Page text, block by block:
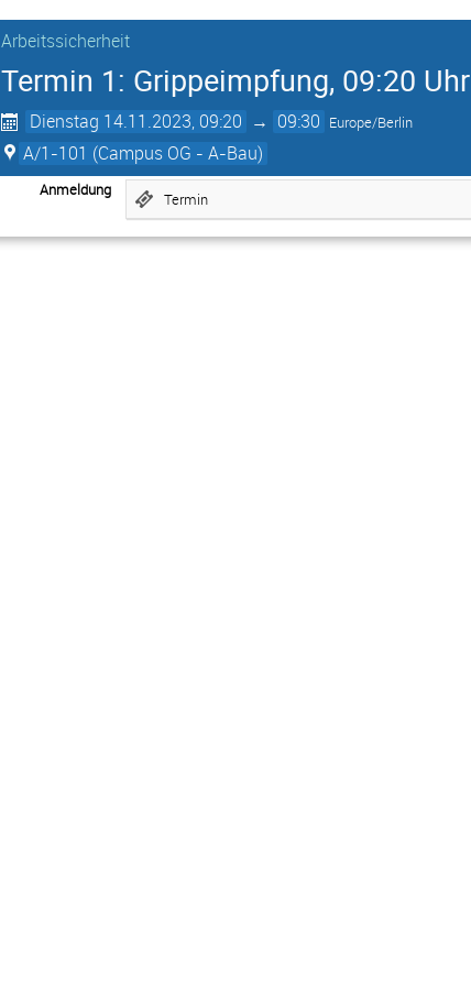
Arbeitssicherheit
Termin 1: Grippeimpfung, 09:20 Uhr
Dienstag 14.11.2023, 09:20 → 09:30 Europe/Berlin
A/1-101 (Campus OG - A-Bau)
Anmeldung Termin